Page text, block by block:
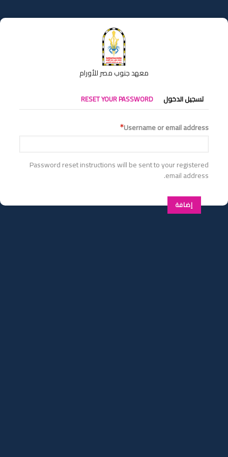
إلى
المحتوى
معهد جنوب مصر للأورام
التبويبات
الأساسية
تسجيل الدخول RESET YOUR PASSWORD
Username or email address
Password reset instructions will be sent to your registered
email address.